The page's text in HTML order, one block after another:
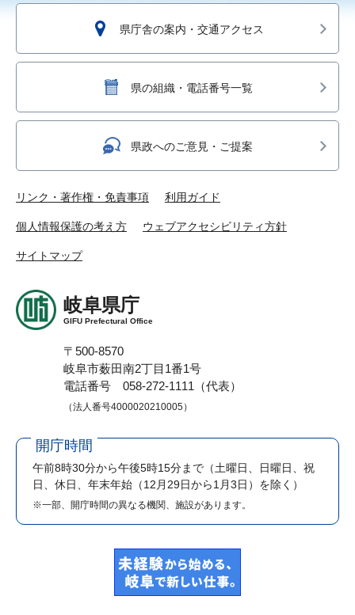
県庁舎の案内・交通アクセス
県の組織・電話番号一覧
県政へのご意見・ご提案
リンク・著作権・免責事項 利用ガイド
個人情報保護の考え方 ウェブアクセシビリティ方針
サイトマップ
岐阜県庁
GIFU Prefectural Office
〒500-8570
岐阜市薮田南2丁目1番1号
電話番号 058-272-1111（代表）
（法人番号4000020210005）
開庁時間
午前8時30分から午後5時15分まで （土曜日、日曜日、祝
日、休日、年末年始（12月29日から1月3日）を除く）
※一部、開庁時間の異なる機関、施設があります。